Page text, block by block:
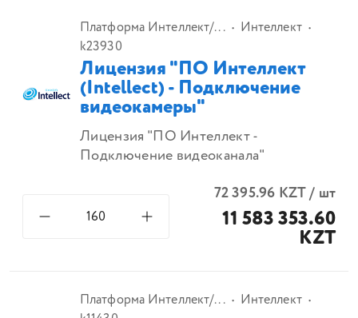
Платформа Интеллект/...
Интеллект
k23930
Лицензия "ПО Интеллект
(Intellect) - Подключение
видеокамеры"
Лицензия "ПО Интеллект -
Подключение видеоканала"
72 395.96 KZT/ шт
11 583 353.60
KZT
Платформа Интеллект/...
Интеллект